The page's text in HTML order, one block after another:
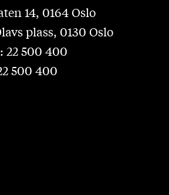
14, 0164 Oslo
plass, 0130 Oslo
22 500 400
500 400